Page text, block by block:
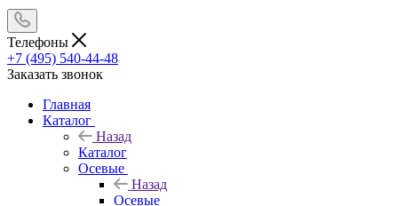
Телефоны
+7 (495) 540-44-48
Заказать звонок
Главная
Каталог
Назад
Каталог
Осевые
Назад
Осевые